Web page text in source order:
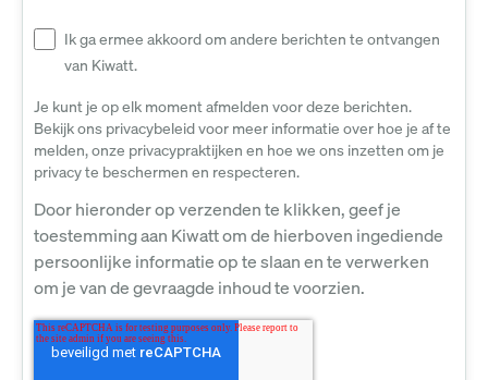
Ik ga ermee akkoord om andere berichten te ontvangen
van Kiwatt.
Je kunt je op elk moment afmelden voor deze berichten.
Bekijk ons privacybeleid voor meer informatie over hoe je af te
melden, onze privacypraktijken en hoe we ons inzetten om je
privacy te beschermen en respecteren.
Door hieronder op verzenden te klikken, geef je
toestemming aan Kiwatt om de hierboven ingediende
persoonlijke informatie op te slaan en te verwerken
om je van de gevraagde inhoud te voorzien.